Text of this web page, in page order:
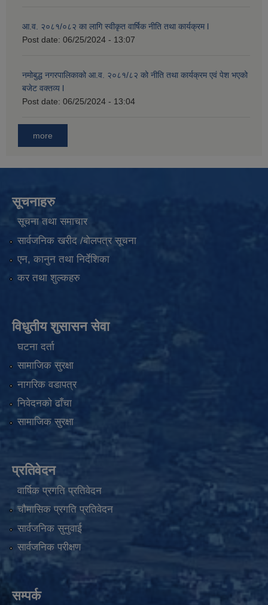
आ.व. २०८१/०८२ का लागि स्वीकृत वार्षिक नीति तथा कार्यक्रम l
Post date: 06/25/2024 - 13:07
नमोबुद्ध नगरपालिकाको आ‍.व. २०८१/८२ को नीति तथा कार्यक्रम एवं पेश भएको
बजेट वक्तव्य l
Post date: 06/25/2024 - 13:04
more
सूचनाहरु
सूचना तथा समाचार
सार्वजनिक खरीद /बोलपत्र सूचना
एन, कानुन तथा निर्देशिका
कर तथा शुल्कहरु
विधुतीय शुसासन सेवा
घटना दर्ता
सामाजिक सुरक्षा
नागरिक वडापत्र
निवेदनको ढाँचा
सामाजिक सुरक्षा
प्रतिवेदन
वार्षिक प्रगति प्रतिवेदन
चौमासिक प्रगति प्रतिवेदन
सार्वजनिक सुनुवाई
सार्वजनिक परीक्षण
सम्पर्क